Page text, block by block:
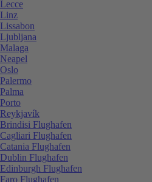
Lecce
Linz
Lissabon
Ljubljana
Malaga
Neapel
Oslo
Palermo
Palma
Porto
Reykjavík
Brindisi Flughafen
Cagliari Flughafen
Catania Flughafen
Dublin Flughafen
Edinburgh Flughafen
Faro Flughafen